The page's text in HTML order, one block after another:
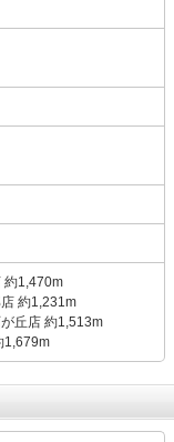
約1,470m
約1,231m
丘店 約1,513m
1,679m